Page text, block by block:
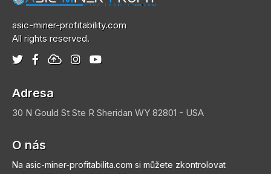
asic-miner-profitability.com
All rights reserved.
Adresa
30 N Gould St Ste R Sheridan WY 82801 - USA
O nás
Na asic-miner-profitabilita.com si můžete zkontrolovat